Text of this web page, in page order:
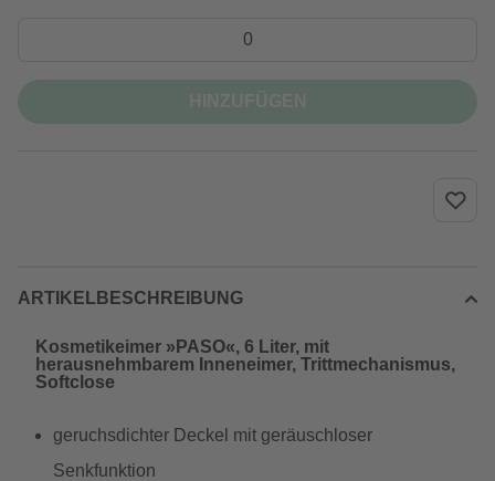
ARTIKELBESCHREIBUNG
Kosmetikeimer »PASO«, 6 Liter, mit
herausnehmbarem Inneneimer, Trittmechanismus,
Softclose
geruchsdichter Deckel mit geräuschloser
Senkfunktion